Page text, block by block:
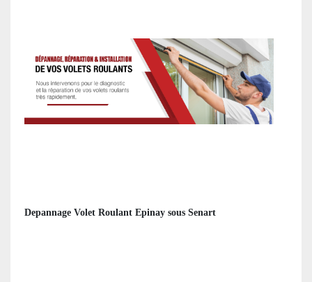
Depannage Volet Roulant Epinay sous Senart